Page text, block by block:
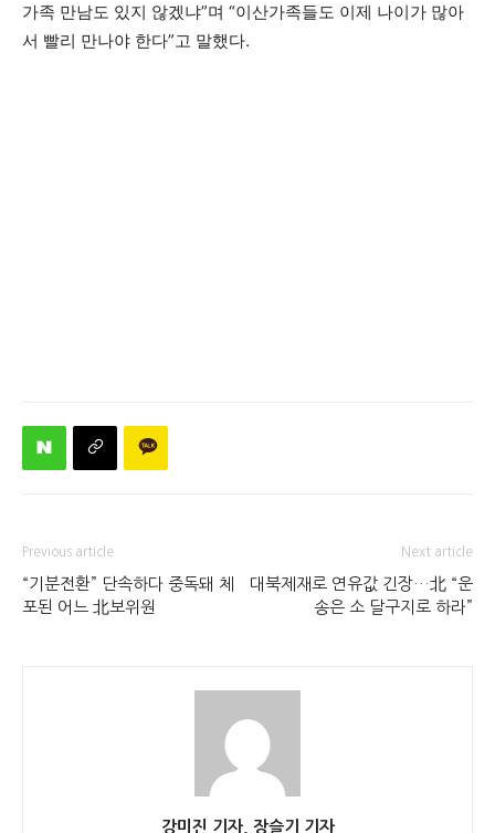
가족 만남도 있지 않겠냐”며 “이산가족들도 이제 나이가 많아
서 빨리 만나야 한다”고 말했다.
Previous article
“기분전환” 단속하다 중독돼 체
포된 어느 北보위원
Next article
대북제재로 연유값 긴장…北 “운
송은 소 달구지로 하라”
강미진 기자, 장슬기 기자